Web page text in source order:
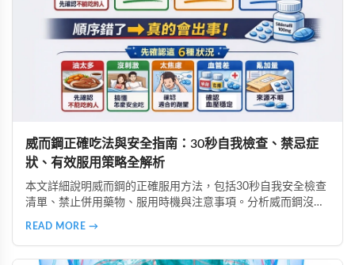
威而鋼正確吃法與安全指南：30秒自我檢查、禁忌症
狀、有效服用策略全解析
本文詳細說明威而鋼的正確服用方法，包括30秒自我安全檢查
清單、禁止併用藥物、服用時機與注意事項。分析威而鋼沒效
READ MORE →